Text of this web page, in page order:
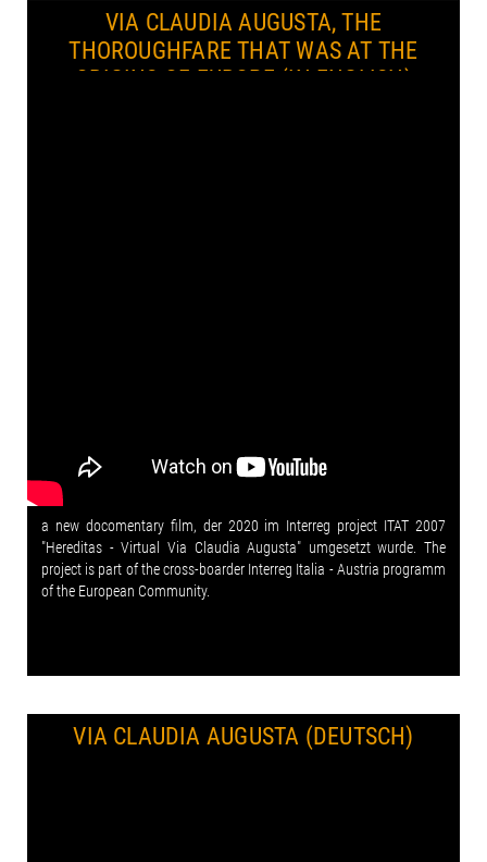
VIA CLAUDIA AUGUSTA, THE
THOROUGHFARE THAT WAS AT THE
ORIGINS OF EUROPE (IN ENGLISH)
a new docomentary film, der 2020 im Interreg project ITAT 2007
"Hereditas - Virtual Via Claudia Augusta" umgesetzt wurde. The
project is part of the cross-boarder Interreg Italia - Austria programm
of the European Community.
VIA CLAUDIA AUGUSTA (DEUTSCH)